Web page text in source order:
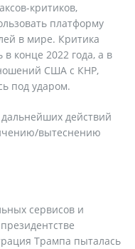
критиков,
платформу
в мире. Критика
конце 2022 года, а в
США с КНР,
под ударом.
дальнейших действий
вытеснению
сервисов и
Трампа пыталась